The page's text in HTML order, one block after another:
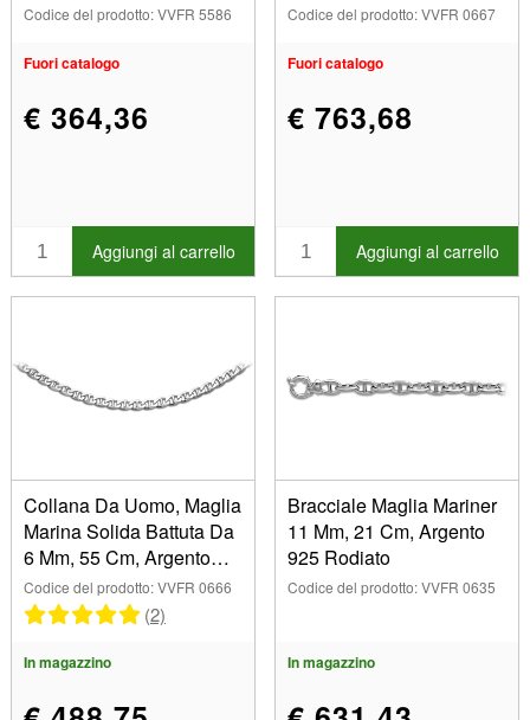
Codice del prodotto: VVFR 5586
Fuori catalogo
€ 364,36
Aggiungi al carrello
Codice del prodotto: VVFR 0667
Fuori catalogo
€ 763,68
Aggiungi al carrello
Collana Da Uomo, Maglia
Marina Solida Battuta Da
6 Mm, 55 Cm, Argento
925
Codice del prodotto: VVFR 0666
(2)
In magazzino
Bracciale Maglia Mariner
11 Mm, 21 Cm, Argento
925 Rodiato
Codice del prodotto: VVFR 0635
In magazzino